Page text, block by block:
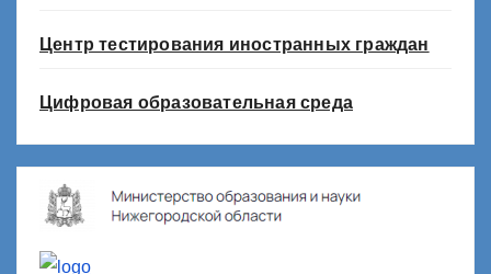
Центр тестирования иностранных граждан
Цифровая образовательная среда